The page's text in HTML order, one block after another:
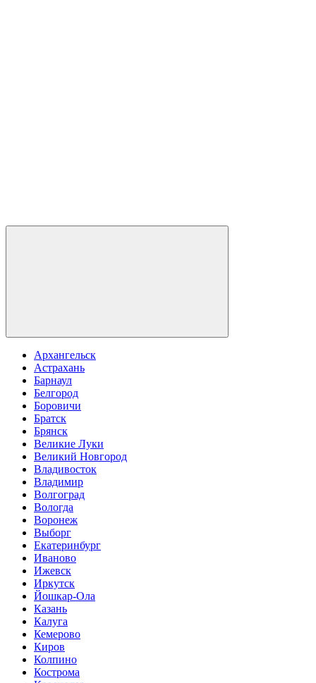
Архангельск
Астрахань
Барнаул
Белгород
Боровичи
Братск
Брянск
Великие Луки
Великий Новгород
Владивосток
Владимир
Волгоград
Вологда
Воронеж
Выборг
Екатеринбург
Иваново
Ижевск
Иркутск
Йошкар-Ола
Казань
Калуга
Кемерово
Киров
Колпино
Кострома